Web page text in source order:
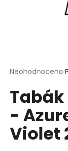
Průměrné
produktu
z
5
hvězdiček.
Neohodnoceno
-
Violet